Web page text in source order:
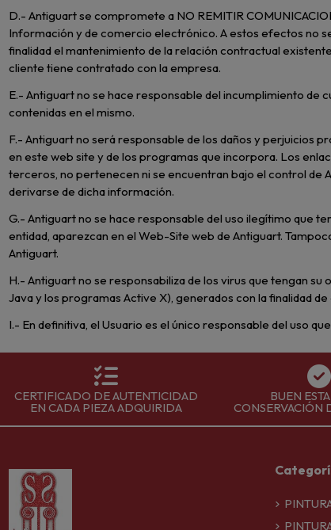
D.- Antiguart se compromete a NO REMITIR
Información y de comercio electrónico. A estos efectos no
finalidad el mantenimiento de la relación contractual
cliente tiene contratado con la empresa.
E.- Antiguart no se hace responsable del incumplimiento de
contenidas en el mismo.
F.- Antiguart no será responsable de los daños y perjuicios
en este web site y de los programas que incorpora. Los
terceros, no pertenecen ni se encuentran bajo el control de
derivarse de dicha información.
G.- Antiguart no se hace responsable del uso ilegítimo que
entidad, aparezcan en el Web-Site web de Antiguart.
Antiguart.
H.- Antiguart no se responsabiliza de los virus que tengan
Java y los programas Active X), generados con la finalidad
I.- En definitiva, el Usuario es el único responsable del uso
CERTIFICADO DE AUTENTICIDAD
EN CADA PIEZA ADQUIRIDA
BUEN
CONSERVACIÓN